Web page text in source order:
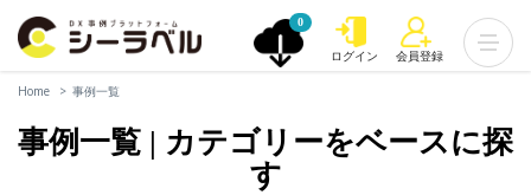
0
ログイン 会員登録
Home 事例一覧
事例一覧 | カテゴリーをベースに探
す